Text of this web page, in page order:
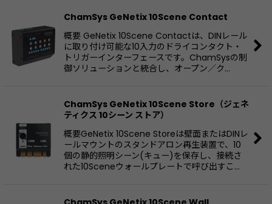
ChamSys GeNetix 10Scene Contact
概要 GeNetix 10Scene Contactは、DINレール
に取り付け可能な10入力のドライコンタクト・
トリガーインターフェースです。ChamSysの制
御ソリューションと統合し、オープン／ク…
ChamSys GeNetix 10Scene Store（ジェネ
ティクス 10シーン ストア）
概要GeNetix 10Scene Storeは壁面またはDINレ
ールマウントのスタンドアロン再生装置で、10
個の静的照明シーン(キュー)を保存し、接続さ
れた10Sceneウォールプレートで呼び出すこ…